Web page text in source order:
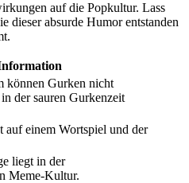
auf die Popkultur. Lass
dieser absurde Humor entstanden
können Gurken nicht
der sauren Gurkenzeit
auf einem Wortspiel und der
liegt in der
Meme-Kultur.